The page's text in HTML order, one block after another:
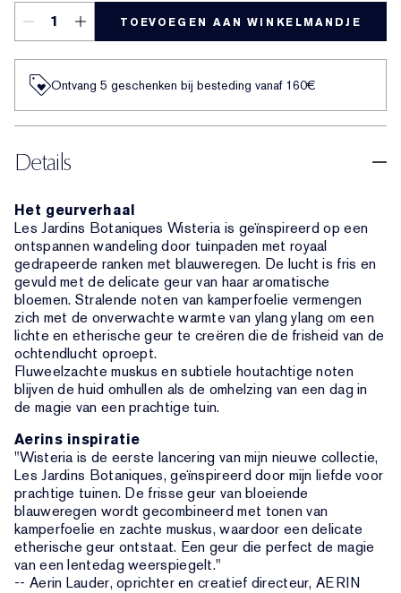
TOEVOEGEN AAN WINKELMANDJE
Ontvang 5 geschenken bij besteding vanaf 160€
Details
Het geurverhaal
Les Jardins Botaniques Wisteria is geïnspireerd op een
ontspannen wandeling door tuinpaden met royaal
gedrapeerde ranken met blauweregen. De lucht is fris en
gevuld met de delicate geur van haar aromatische
bloemen. Stralende noten van kamperfoelie vermengen
zich met de onverwachte warmte van ylang ylang om een
lichte en etherische geur te creëren die de frisheid van de
ochtendlucht oproept.
Fluweelzachte muskus en subtiele houtachtige noten
blijven de huid omhullen als de omhelzing van een dag in
de magie van een prachtige tuin.
Aerins inspiratie
"Wisteria is de eerste lancering van mijn nieuwe collectie,
Les Jardins Botaniques, geïnspireerd door mijn liefde voor
prachtige tuinen. De frisse geur van bloeiende
blauweregen wordt gecombineerd met tonen van
kamperfoelie en zachte muskus, waardoor een delicate
etherische geur ontstaat. Een geur die perfect de magie
van een lentedag weerspiegelt."
-- Aerin Lauder, oprichter en creatief directeur, AERIN